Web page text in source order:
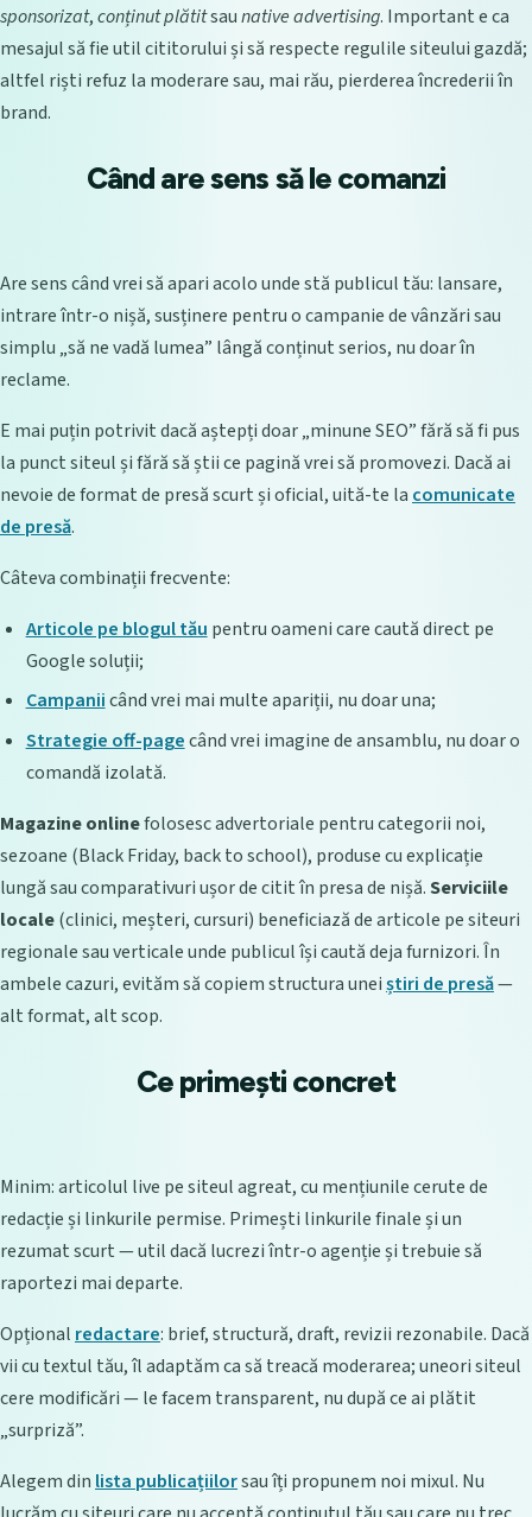
sponsorizat,conținut plătitsaunative advertising. Important e ca
mesajul să fie util cititorului și să respecte regulile siteului gazdă;
altfel riști refuz la moderare sau, mai rău, pierderea încrederii în
brand.
Când are sens să le comanzi
Are sens când vrei să apari acolo unde stă publicul tău: lansare,
intrare într-o nișă, susținere pentru o campanie de vânzări sau
simplu „să ne vadă lumea” lângă conținut serios, nu doar în
reclame.
E mai puțin potrivit dacă aștepți doar „minune SEO” fără să fi pus
la punct siteul și fără să știi ce pagină vrei să promovezi. Dacă ai
nevoie de format de presă scurt și oficial, uită-te la comunicate
de presă.
Câteva combinații frecvente:
Articole pe blogul tău pentru oameni care caută direct pe
Google soluții;
Campaniicând vrei mai multe apariții, nu doar una;
Strategie off-pagecând vrei imagine de ansamblu, nu doar o
comandă izolată.
Magazine onlinefolosesc advertoriale pentru categorii noi,
sezoane (Black Friday, back to school), produse cu explicație
lungă sau comparativuri ușor de citit în presa de nișă.Serviciile
locale(clinici, meșteri, cursuri) beneficiază de articole pe siteuri
regionale sau verticale unde publicul își caută deja furnizori. În
ambele cazuri, evităm să copiem structura uneiștiri de presă—
alt format, alt scop.
Ce primești concret
Minim: articolul live pe siteul agreat, cu mențiunile cerute de
redacție și linkurile permise. Primești linkurile finale și un
rezumat scurt — util dacă lucrezi într-o agenție și trebuie să
raportezi mai departe.
Opțional redactare: brief, structură, draft, revizii rezonabile. Dacă
vii cu textul tău, îl adaptăm ca să treacă moderarea; uneori siteul
cere modificări — le facem transparent, nu după ce ai plătit
„surpriză”.
Alegem din lista publicațiilorsau îți propunem noi mixul. Nu